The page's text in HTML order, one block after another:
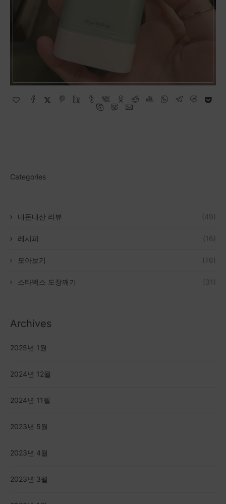
Categories
내돈내산 리뷰 (49)
레시피 (16)
모아보기 (76)
스타벅스 도장깨기 (31)
Archives
2025년 1월
2024년 12월
2024년 11월
2023년 5월
2023년 4월
2023년 3월